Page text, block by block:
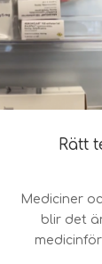
Rätt
Mediciner
blir det